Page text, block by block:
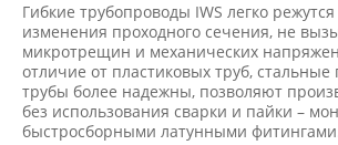
Гибкие трубопроводы IWS легко режутся
изменения проходного сечения, не
микротрещин и механических
отличие от пластиковых труб,
трубы более надежны, позволяют
без использования сварки и пайки –
быстросборными латунными